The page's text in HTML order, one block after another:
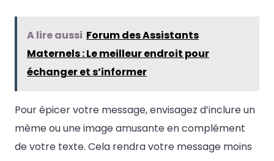
A lire aussi Forum des Assistants
Maternels : Le meilleur endroit pour
échanger et s’informer
Pour épicer votre message, envisagez d’inclure un
mème ou une image amusante en complément
de votre texte. Cela rendra votre message moins